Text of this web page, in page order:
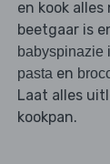
en kook
beetgaar is
babyspinazie
pastaen
Laat alles
kookpan.